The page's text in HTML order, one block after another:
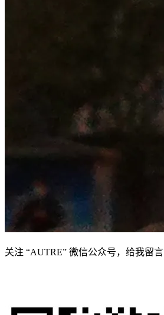
关注 “AUTRE” 微信公众号，给我留言